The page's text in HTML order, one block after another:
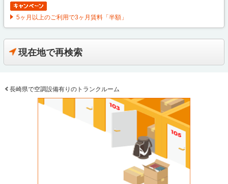
5ヶ月以上のご利用で3ヶ月賃料「半額」
現在地で再検索
長崎県で空調設備有りのトランクルーム